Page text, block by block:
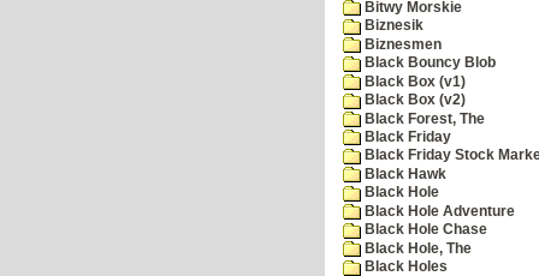
Bitwy Morskie
Biznesik
Biznesmen
Black Bouncy Blob
Black Box (v1)
Black Box (v2)
Black Forest, The
Black Friday
Black Friday Stock
Black Hawk
Black Hole
Black Hole Adventure
Black Hole Chase
Black Hole, The
Black Holes